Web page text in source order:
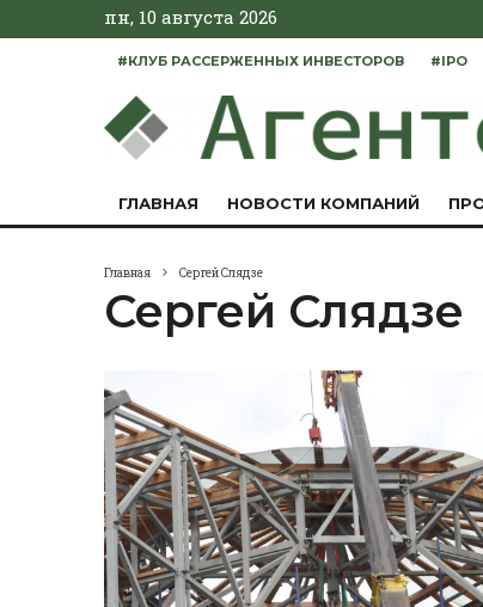
пн, 10 августа 2026
#КЛУБ РАССЕРЖЕННЫХ ИНВЕСТОРОВ #IPO
ГЛАВНАЯ НОВОСТИ КОМПАНИЙ
Главная Сергей Слядзе
Сергей Слядзе